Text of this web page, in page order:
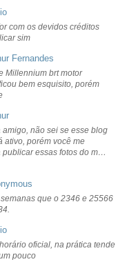
com os devidos créditos
sim
Fernandes
Millennium brt motor
bem esquisito, porém
amigo, não sei se esse blog
ativo, porém você me
publicar essas fotos do m…
que o 2346 e 25566
oficial, na prática tende
pouco